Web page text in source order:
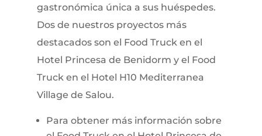
gastronómica única a sus huéspedes.
Dos de nuestros proyectos más
destacados son el Food Truck en el
Hotel Princesa de Benidorm y el Food
Truck en el Hotel H10 Mediterranea
Village de Salou.
Para obtener más información sobre